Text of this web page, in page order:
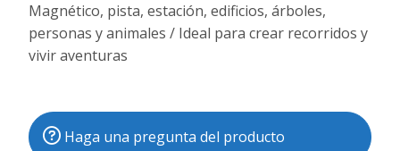
Magnético, pista, estación, edificios, árboles,
personas y animales / Ideal para crear recorridos y
vivir aventuras
Haga una pregunta del producto